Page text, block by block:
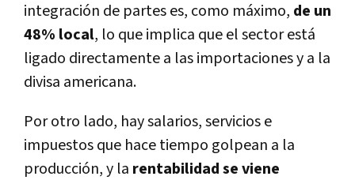
integración de partes es, como máximo, de un
48% local, lo que implica que el sector está
ligado directamente a las importaciones y a la
divisa americana.
Por otro lado, hay salarios, servicios e
impuestos que hace tiempo golpean a la
producción, y la rentabilidad se viene